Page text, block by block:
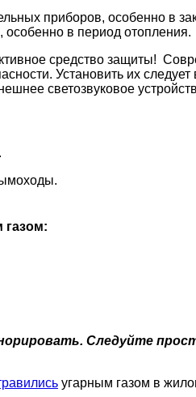
приборов, особенно в
особенно в период отопления.
средство защиты!
Установить их
светозвуковое
газом:
Следуйте
угарным газом в